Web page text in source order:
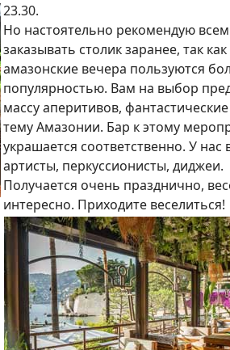
23.30.
Но настоятельно рекомендую всем
заказывать столик заранее, так как
амазонские вечера пользуются
популярностью. Вам на выбор
массу аперитивов,
тему Амазонии. Бар к этому
украшается соответственно. У нас
артисты, перкуссионисты, диджеи.
Получается очень празднично,
интересно. Приходите веселиться!